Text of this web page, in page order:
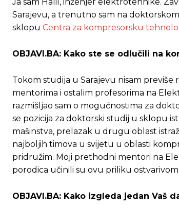
Sarajevu, a trenutno sam na
sklopu Centra za kompresorsku
OBJAVI.BA: Kako ste se odlučili na
Tokom studija u Sarajevu nisam
mentorima i ostalim profesorima na
razmišljao sam o mogućnostima za
se pozicija za doktorski studij u sklopu
mašinstva, prelazak u drugu oblast
najboljih timova u svijetu u oblasti
pridružim. Moji prethodni mentori na
porodica učinili su ovu priliku ostvarivom.
OBJAVI.BA: Kako izgleda jedan Vaš